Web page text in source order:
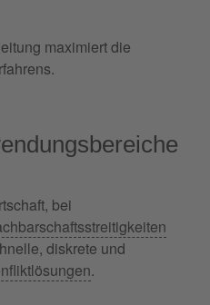
maximiert die
bei
diskrete und
.